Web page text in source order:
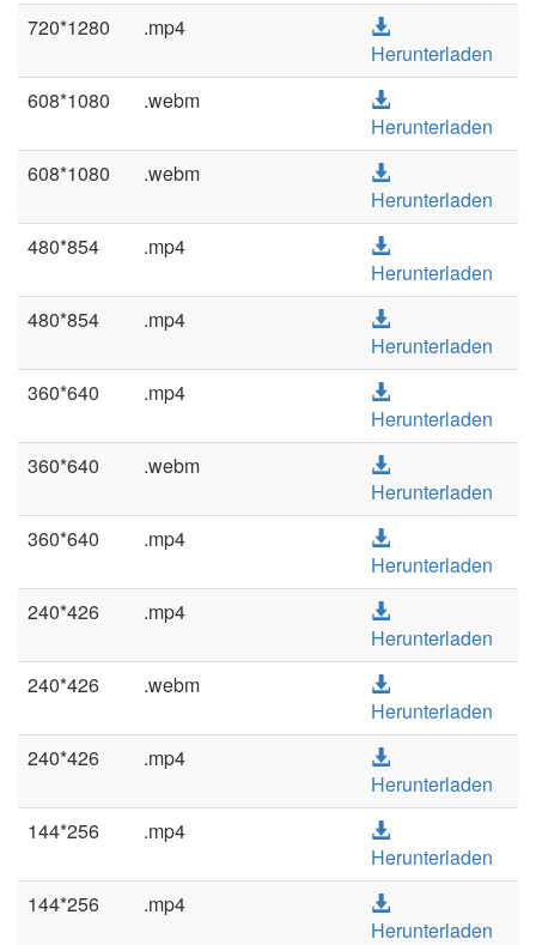
720*1280
.mp4
Herunterladen
608*1080
.webm
Herunterladen
608*1080
.webm
Herunterladen
480*854
.mp4
Herunterladen
480*854
.mp4
Herunterladen
360*640
.mp4
Herunterladen
360*640
.webm
Herunterladen
360*640
.mp4
Herunterladen
240*426
.mp4
Herunterladen
240*426
.webm
Herunterladen
240*426
.mp4
Herunterladen
144*256
.mp4
Herunterladen
144*256
.mp4
Herunterladen